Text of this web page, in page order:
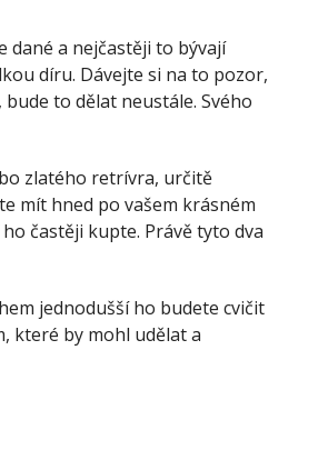
dané a nejčastěji to bývají
díru. Dávejte si na to pozor,
to dělat neustále. Svého
zlatého retrívra, určitě
mít hned po vašem krásném
častěji kupte. Právě tyto dva
jednodušší ho budete cvičit
které by mohl udělat a